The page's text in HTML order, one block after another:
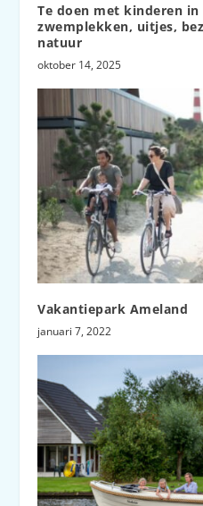
Te doen met kinderen in
zwemplekken, uitjes,
natuur
oktober 14, 2025
Vakantiepark Ameland
januari 7, 2022